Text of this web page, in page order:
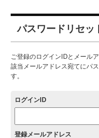
パスワードリセッ
ご登録のログインIDとメール
該当メールアドレス宛てにパ
す。
ログインID
登録メールアドレス